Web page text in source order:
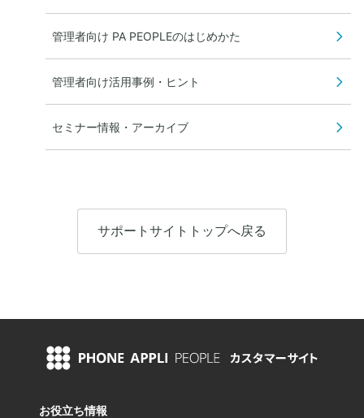
管理者向け PA PEOPLEのはじめかた
管理者向け活用事例・ヒント
セミナー情報・アーカイブ
サポートサイトトップへ戻る
お役立ち情報